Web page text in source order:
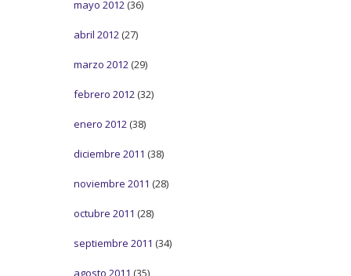
mayo 2012 (36)
abril 2012 (27)
marzo 2012 (29)
febrero 2012 (32)
enero 2012 (38)
diciembre 2011 (38)
noviembre 2011 (28)
octubre 2011 (28)
septiembre 2011 (34)
agosto 2011 (35)